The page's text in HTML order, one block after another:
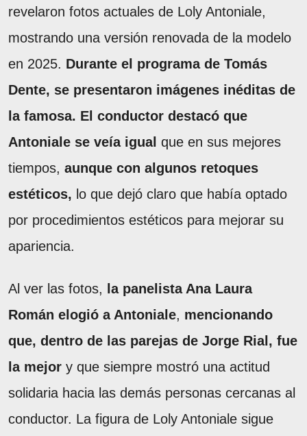
revelaron fotos actuales de Loly Antoniale,
mostrando una versión renovada de la modelo
en 2025. Durante el programa de Tomás
Dente, se presentaron imágenes inéditas de
la famosa. El conductor destacó que
Antoniale se veía igual que en sus mejores
tiempos, aunque con algunos retoques
estéticos, lo que dejó claro que había optado
por procedimientos estéticos para mejorar su
apariencia.
Al ver las fotos,
la panelista Ana Laura
Román elogió a Antoniale, mencionando
que, dentro de las parejas de Jorge Rial, fue
la mejor y que siempre mostró una actitud
solidaria hacia las demás personas cercanas al
conductor. La figura de Loly Antoniale sigue